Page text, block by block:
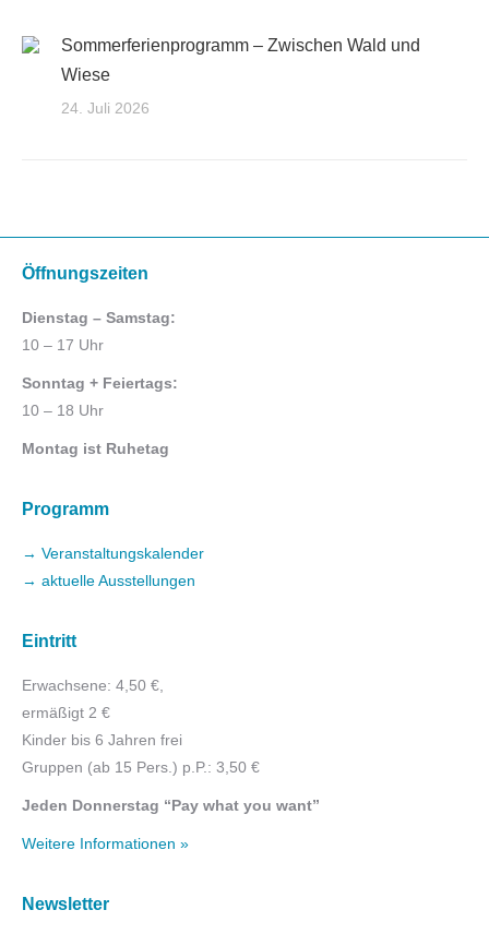
Sommerferienprogramm – Zwischen Wald und
Wiese
24. Juli 2026
Öffnungszeiten
Dienstag – Samstag:
10 – 17 Uhr
Sonntag + Feiertags:
10 – 18 Uhr
Montag ist Ruhetag
Programm
→ Veranstaltungskalender
→ aktuelle Ausstellungen
Eintritt
Erwachsene: 4,50 €,
ermäßigt 2 €
Kinder bis 6 Jahren frei
Gruppen (ab 15 Pers.) p.P.: 3,50 €
Jeden Donnerstag “Pay what you want”
Weitere Informationen »
Newsletter